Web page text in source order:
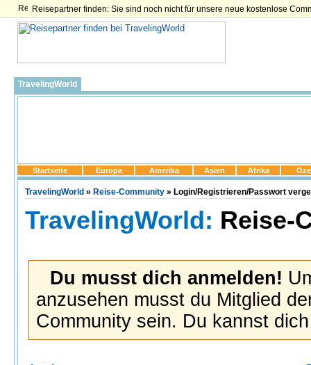
Reisepartner finden: Sie sind noch nicht für unsere neue kostenlose
TravelingWorld
Startseite Europa Amerika Asien Afrika
TravelingWorld » Reise-Community » Login/Registrieren/Passwort
TravelingWorld: Reise-
Du musst dich anmelden!
anzusehen musst du Mitglied
Community sein. Du kannst